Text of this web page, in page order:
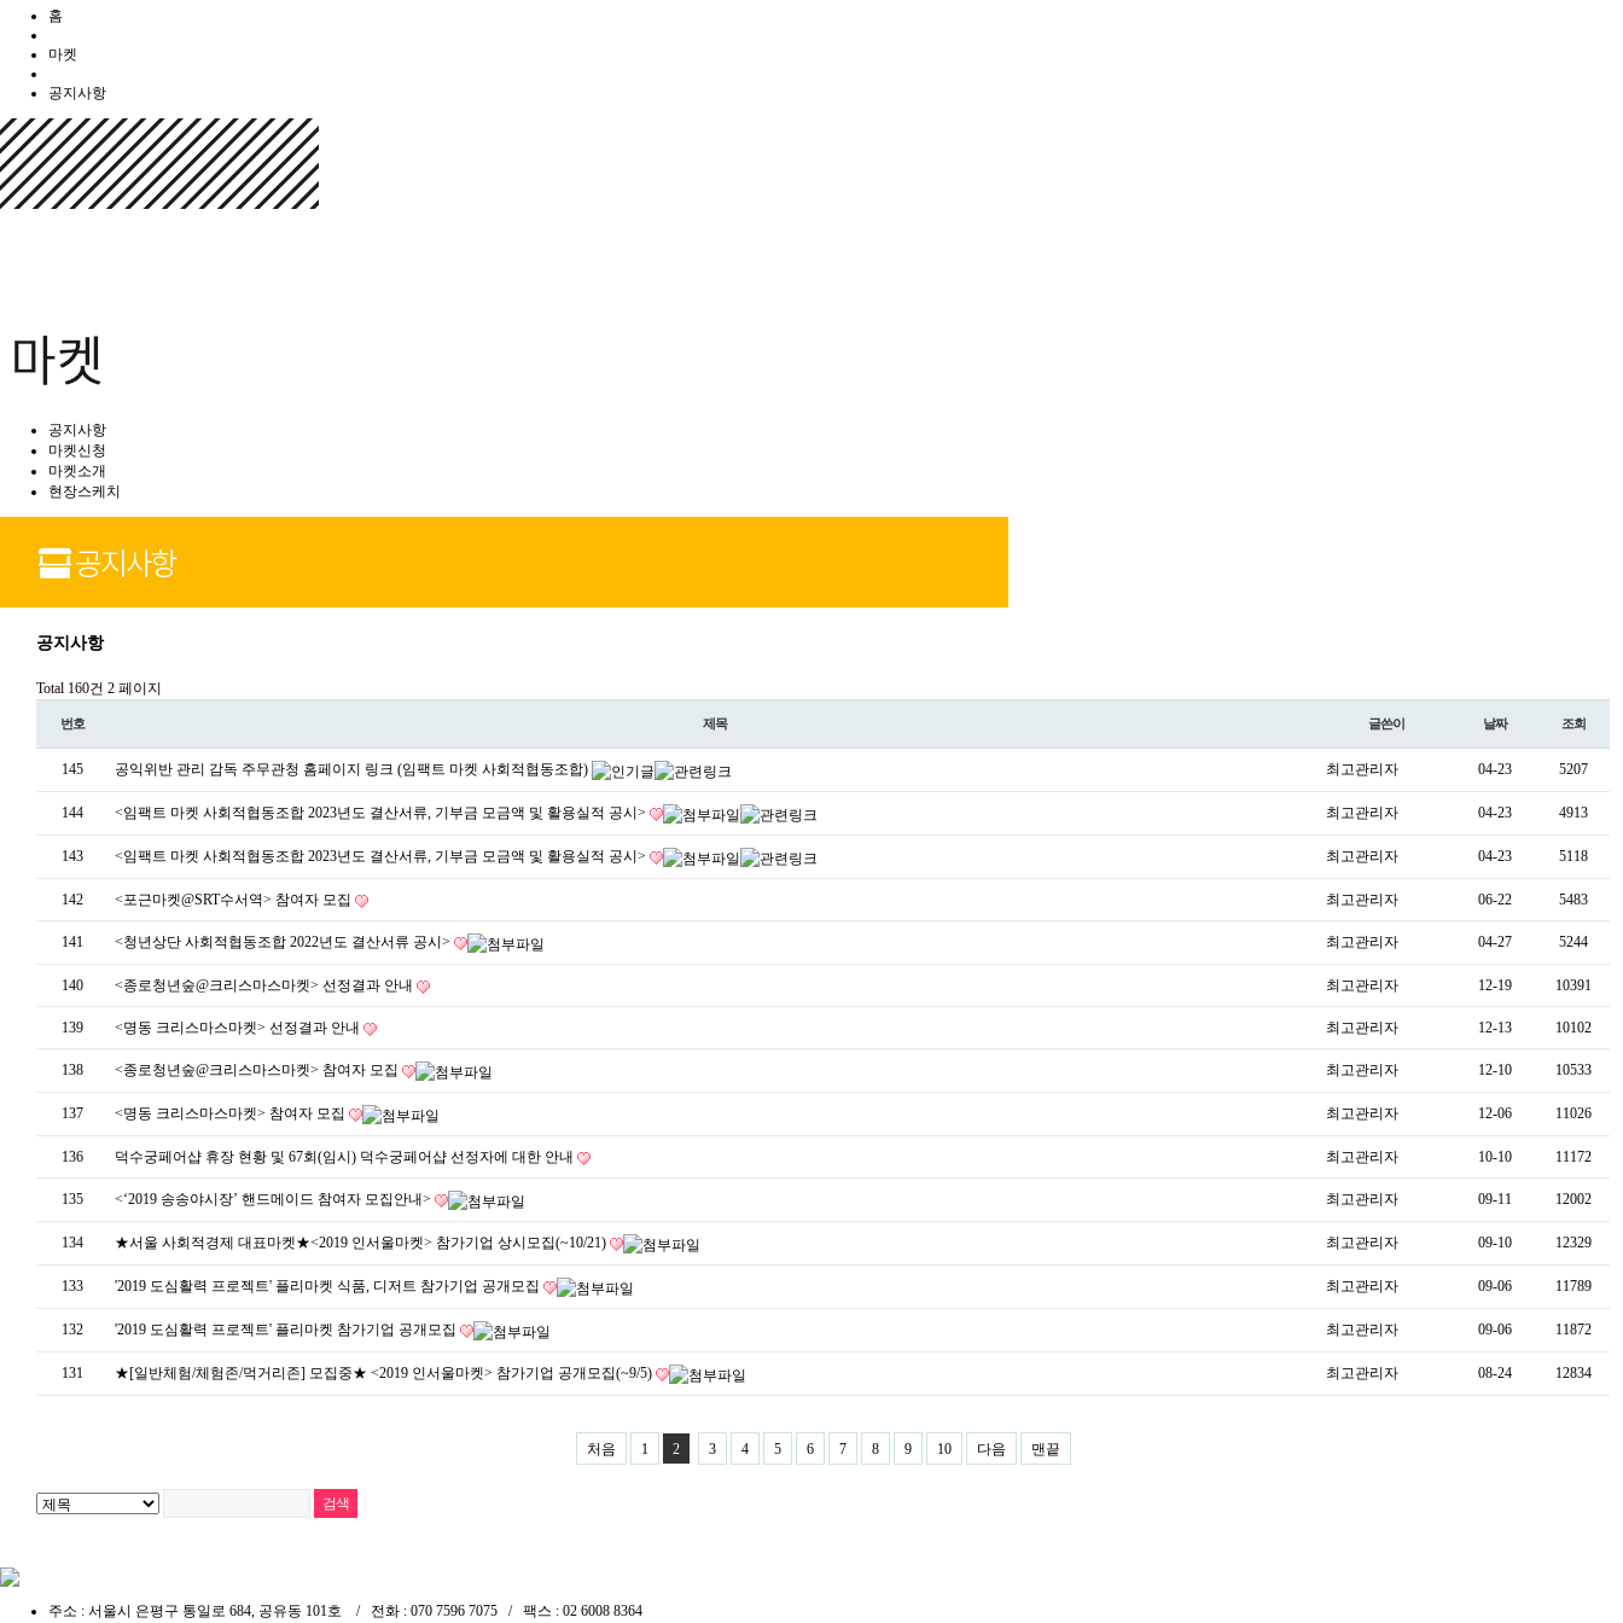
홈
마켓
공지사항
공지사항
마켓신청
마켓소개
현장스케치
공지사항
Total 160건 2 페이지
번호 제목 글쓴이 날짜 조회
145 공익위반 관리 감독 주무관청 홈페이지 링크 (임팩트 마켓 사회적협동조합) 최고관리자 04-23 5207
144 <임팩트 마켓 사회적협동조합 2023년도 결산서류, 기부금 모금액 및 활용실적 공시> 최고관리자 04-23 4913
143 <임팩트 마켓 사회적협동조합 2023년도 결산서류, 기부금 모금액 및 활용실적 공시> 최고관리자 04-23 5118
142 <포근마켓@SRT수서역> 참여자 모집 최고관리자 06-22 5483
141 <청년상단 사회적협동조합 2022년도 결산서류 공시> 최고관리자 04-27 5244
140 <종로청년숲@크리스마스마켓> 선정결과 안내 최고관리자 12-19 10391
139 <명동 크리스마스마켓> 선정결과 안내 최고관리자 12-13 10102
138 <종로청년숲@크리스마스마켓> 참여자 모집 최고관리자 12-10 10533
137 <명동 크리스마스마켓> 참여자 모집 최고관리자 12-06 11026
136 덕수궁페어샵 휴장 현황 및 67회(임시) 덕수궁페어샵 선정자에 대한 안내 최고관리자 10-10 11172
135 <‘2019 송송야시장’ 핸드메이드 참여자 모집안내> 최고관리자 09-11 12002
134 ★서울 사회적경제 대표마켓★<2019 인서울마켓> 참가기업 상시모집(~10/21) 최고관리자 09-10 12329
133 '2019 도심활력 프로젝트' 플리마켓 식품, 디저트 참가기업 공개모집 최고관리자 09-06 11789
132 '2019 도심활력 프로젝트' 플리마켓 참가기업 공개모집 최고관리자 09-06 11872
131 ★[일반체험/체험존/먹거리존] 모집중★ <2019 인서울마켓> 참가기업 공개모집(~9/5) 최고관리자 08-24 12834
처음 1 2 3 4 5 6 7 8 9 10 다음 맨끝
주소 : 서울시 은평구 통일로 684, 공유동 101호 / 전화 : 070 7596 7075 / 팩스 : 02 6008 8364